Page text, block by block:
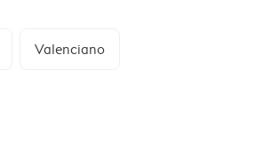
Valenciano